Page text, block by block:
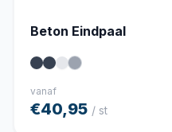
Beton Eindpaal
vanaf
€40,95 / st